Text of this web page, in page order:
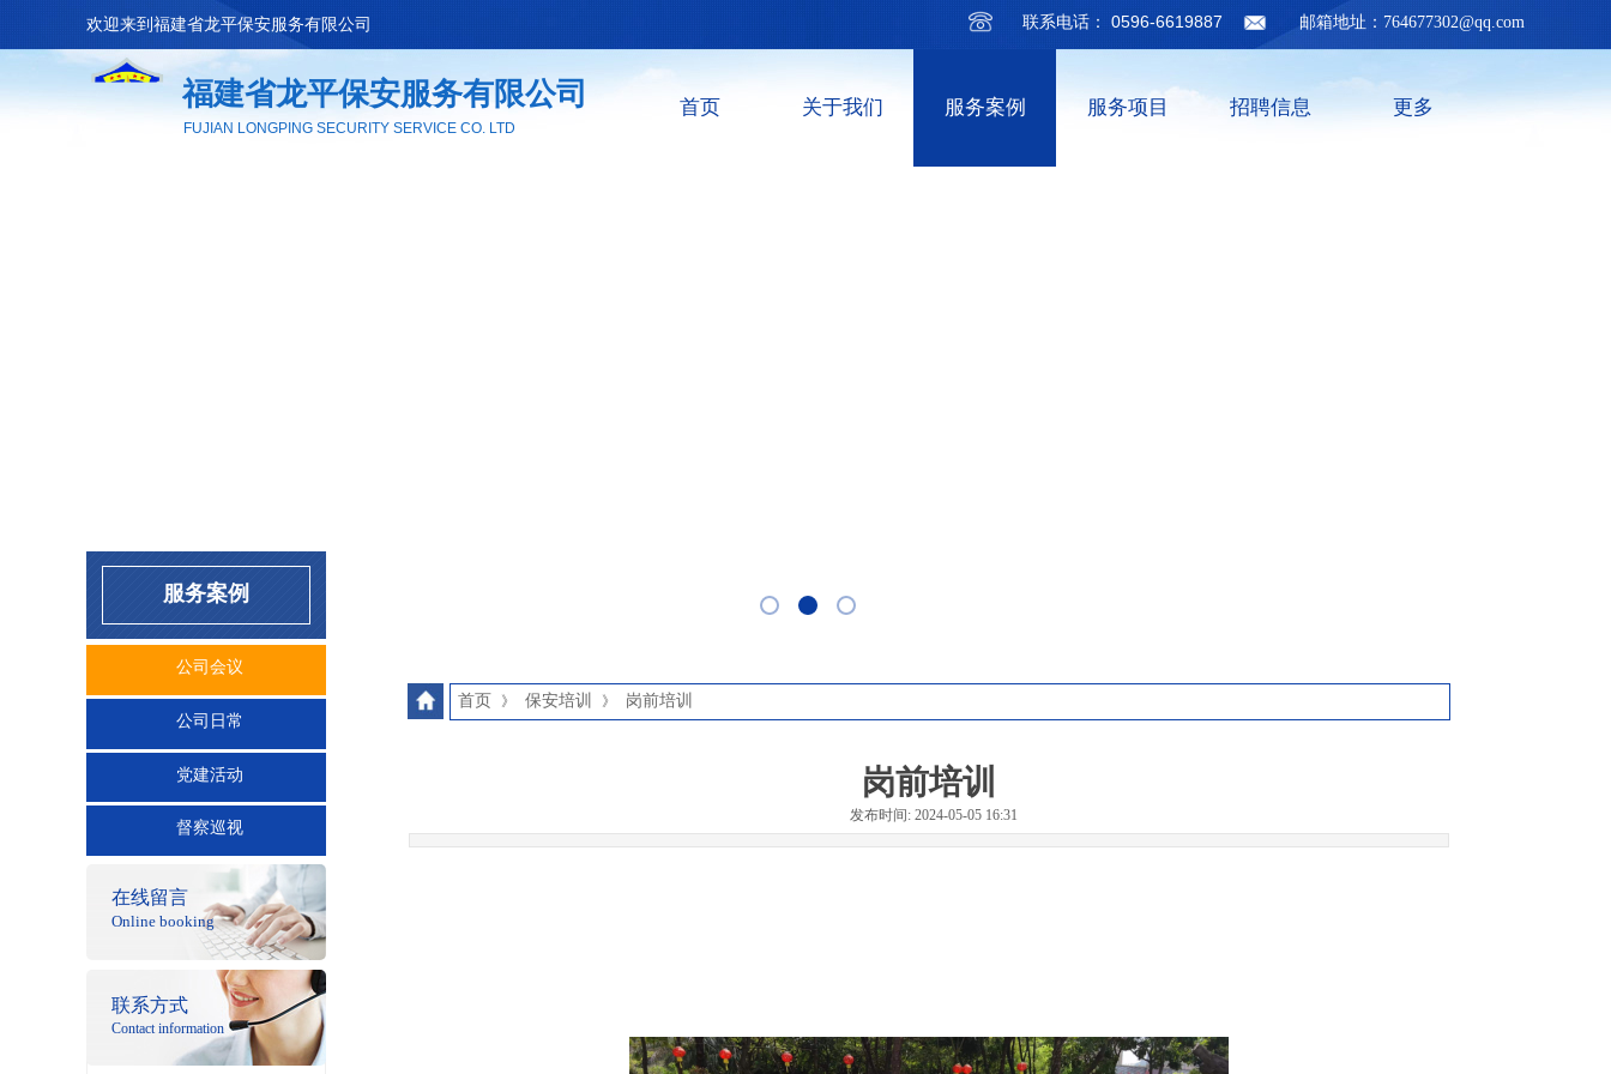
FUJIAN LONGPING SECURITY SERVICE CO. LTD
福建省龙平保安服务有限公司 首页 关于我们 服务案例 服务项目 招聘信息 更多
联系电话： 0596-6619887 邮箱地址： 764677302@qq.com
欢迎来到 福建省龙平保安服务有限公司
服务案例
公司会议
公司日常
党建活动
督察巡视
首页 》 保安培训 》 岗前培训
岗前培训
发布时间: 2024-05-05 16:31
在线留言
Online booking
按钮文本
按钮文本
联系方式
Contact information